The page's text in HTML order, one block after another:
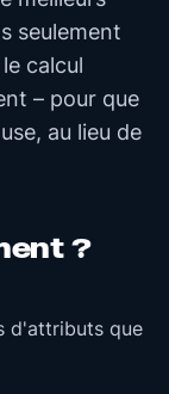
seulement
calcul
– pour que
au lieu de
?
d'attributs que